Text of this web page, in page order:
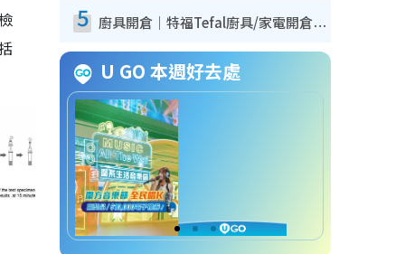
5 廚具開倉｜特福Tefal廚具/家電開倉低至3折！$220起買平底鍋/炒鑊/湯煲！電飯煲/吸塵機/燙斗$418起
U GO 本週好去處